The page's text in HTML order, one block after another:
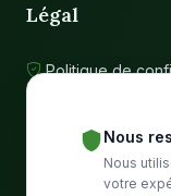
Légal
Politique de
Communauté
Nous
Nous
votre